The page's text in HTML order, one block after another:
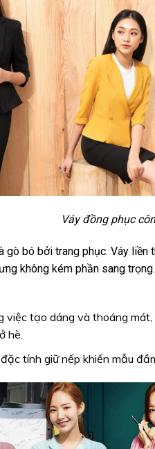
Váy đồng phục
bó bởi trang phục. Váy liền
không kém phần sang
việc tạo dáng và thoáng
hè.
tính giữ nếp khiến mẫu